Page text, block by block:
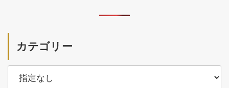
カテゴリー